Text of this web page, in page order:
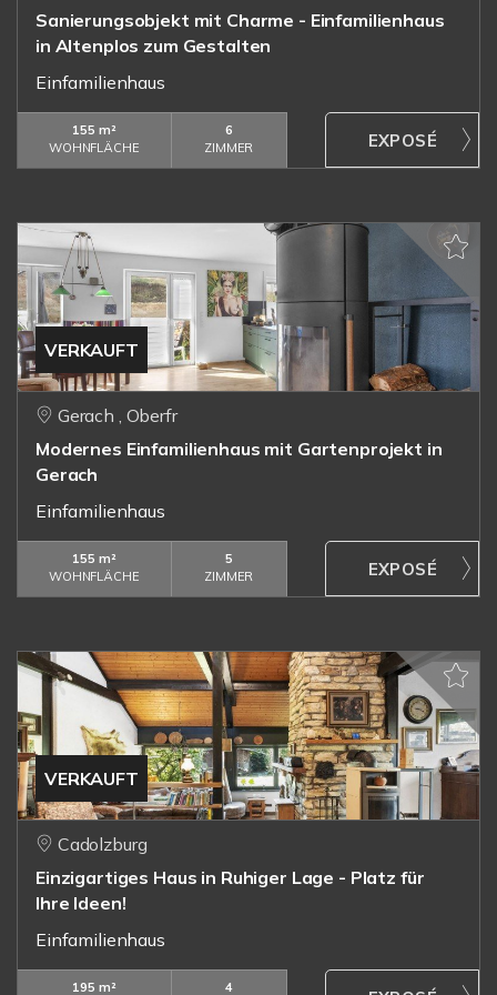
Sanierungsobjekt mit Charme - Einfamilienhaus
in Altenplos zum Gestalten
Einfamilienhaus
155 m²
WOHNFLÄCHE
6
ZIMMER
VERKAUFT
Gerach , Oberfr
Modernes Einfamilienhaus mit Gartenprojekt in
Gerach
Einfamilienhaus
155 m²
WOHNFLÄCHE
5
ZIMMER
VERKAUFT
Cadolzburg
Einzigartiges Haus in Ruhiger Lage - Platz für
Ihre Ideen!
Einfamilienhaus
195 m² 4